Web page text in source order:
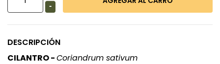
-
DESCRIPCIÓN
CILANTRO -Coriandrum sativum